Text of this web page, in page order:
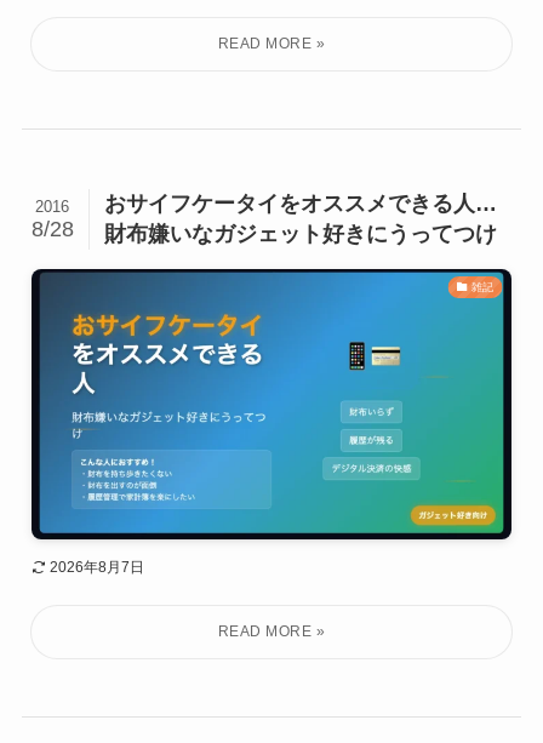
おサイフケータイをオススメできる人…
財布嫌いなガジェット好きにうってつけ
2016
8/28
雑記
2026年8月7日